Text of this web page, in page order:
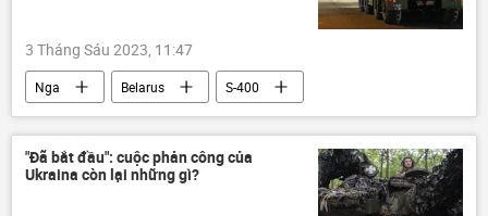
3 Tháng Sáu 2023, 11:47
Nga Belarus
S-400
Quân sự
Thế giới
"Đã bắt đầu": cuộc phản công của
Ukraina còn lại những gì?